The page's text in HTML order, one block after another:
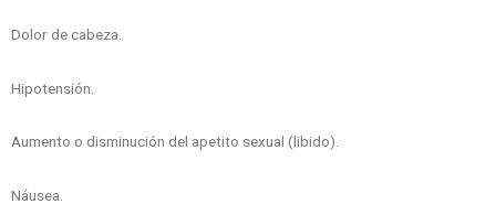
Dolor de cabeza.
Hipotensión.
Aumento o disminución del apetito sexual (libido).
Náusea.